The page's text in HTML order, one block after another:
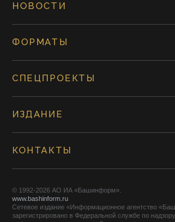
НОВОСТИ
ФОРМАТЫ
СПЕЦПРОЕКТЫ
ИЗДАНИЕ
КОНТАКТЫ
© 1992-2026 АО ИА «Башинформ».
www.bashinform.ru
Сетевое издание «Информационное агентство
зарегистрировано в Федеральной службе по